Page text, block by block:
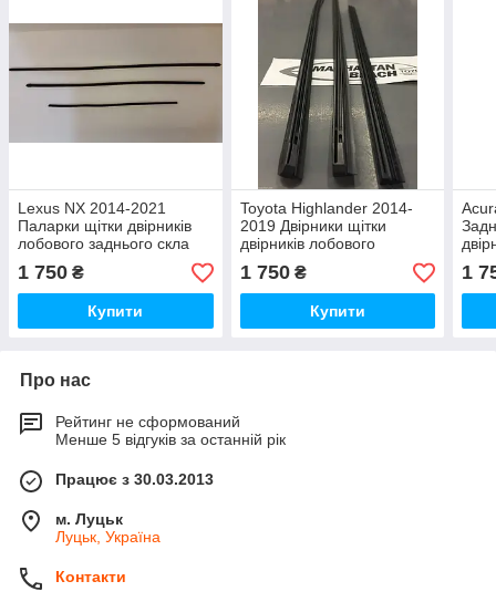
Lexus NX 2014-2021
Паларки щітки двірників
лобового заднього скла
Нові Оригінал
1 750 ₴
Купити
Toyota Highlander 2014-
2019 Двірники щітки
двірників лобового
заднього скла Нові
Оригінал
1 750₴
Купити
1
Про нас
Рейтинг не сформований
Менше 5 відгуків за останній рік
Працює з 30.03.2013
м. Луцьк
Луцьк, Україна
Контакти